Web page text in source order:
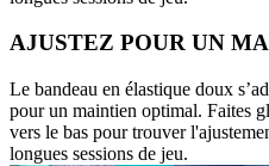
AJUSTEZ POUR UN
Le bandeau en élastique doux
pour un maintien optimal. Faites
vers le bas pour trouver
longues sessions de jeu.